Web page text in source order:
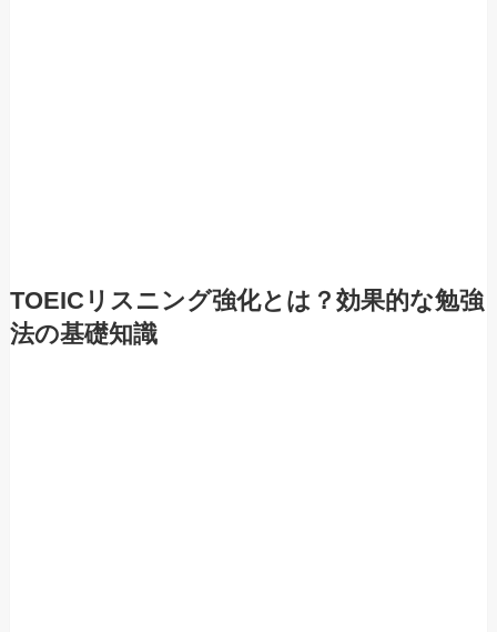
TOEICリスニング強化とは？効果的な勉強
法の基礎知識